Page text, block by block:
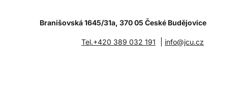
Branišovská 1645/31a, 370 05 České Budějovice
Tel.+420 389 032 191 info@jcu.cz